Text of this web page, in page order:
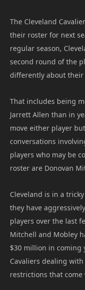
The Cleveland
their roster for next
regular season,
second round of the
differently about their
That includes being
Jarrett Allen than in
move either player
conversations
players who may be
roster are Donovan
Cleveland is in a
they have
players over the last
Mitchell and Mobley
$30 million in coming
Cavaliers dealing
restrictions that